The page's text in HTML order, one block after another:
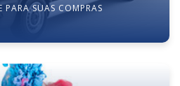
PARA SUAS COMPRAS